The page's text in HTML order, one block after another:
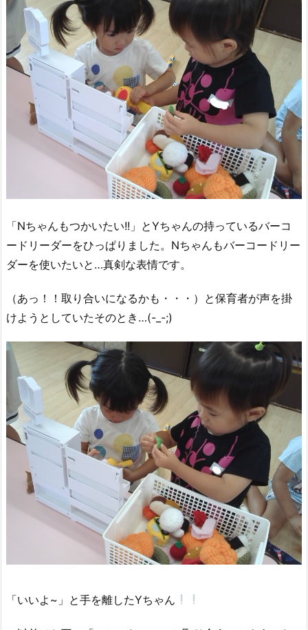
「Nちゃんもつかいたい!!」とYちゃんの持っているバーコ
ードリーダーをひっぱりました。Nちゃんもバーコードリー
ダーを使いたいと…真剣な表情です。
（あっ！！取り合いになるかも・・・）と保育者が声を掛
けようとしていたそのとき…(-_-;)
「いいよ~」と手を離したYちゃん